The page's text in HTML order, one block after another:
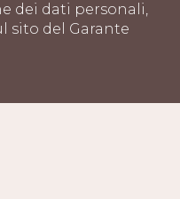
dei dati personali,
sito del Garante